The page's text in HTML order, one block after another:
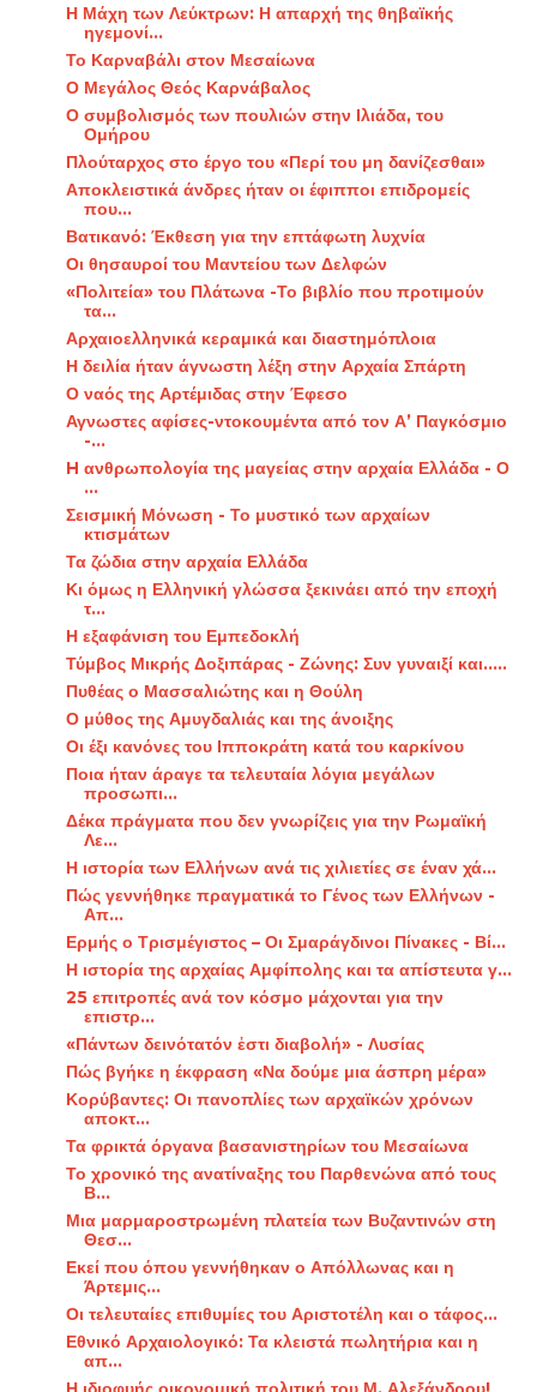
Η Μάχη των Λεύκτρων: Η απαρχή της θηβαϊκής
ηγεμονί...
Το Καρναβάλι στον Μεσαίωνα
Ο Μεγάλος Θεός Καρνάβαλος
Ο συμβολισμός των πουλιών στην Ιλιάδα, του
Ομήρου
Πλούταρχος στο έργο του «Περί του μη δανίζεσθαι»
Αποκλειστικά άνδρες ήταν οι έφιπποι επιδρομείς
που...
Βατικανό: Έκθεση για την επτάφωτη λυχνία
Οι θησαυροί του Μαντείου των Δελφών
«Πολιτεία» του Πλάτωνα -Το βιβλίο που προτιμούν
τα...
Αρχαιοελληνικά κεραμικά και διαστημόπλοια
Η δειλία ήταν άγνωστη λέξη στην Αρχαία Σπάρτη
Ο ναός της Αρτέμιδας στην Έφεσο
Αγνωστες αφίσες-ντοκουμέντα από τον Α’ Παγκόσμιο
-...
H ανθρωπολογία της μαγείας στην αρχαία Ελλάδα - Ο
...
Σεισμική Μόνωση - Το μυστικό των αρχαίων
κτισμάτων
Τα ζώδια στην αρχαία Ελλάδα
Κι όμως η Ελληνική γλώσσα ξεκινάει από την εποχή
τ...
Η εξαφάνιση του Εμπεδοκλή
Τύμβος Μικρής Δοξιπάρας - Ζώνης: Συν γυναιξί και.....
Πυθέας ο Μασσαλιώτης και η Θούλη
Ο μύθος της Αμυγδαλιάς και της άνοιξης
Οι έξι κανόνες του Ιπποκράτη κατά του καρκίνου
Ποια ήταν άραγε τα τελευταία λόγια μεγάλων
προσωπι...
Δέκα πράγματα που δεν γνωρίζεις για την Ρωμαϊκή
Λε...
Η ιστορία των Ελλήνων ανά τις χιλιετίες σε έναν χά...
Πώς γεννήθηκε πραγματικά το Γένος των Ελλήνων -
Απ...
Ερμής ο Τρισμέγιστος – Οι Σμαράγδινοι Πίνακες - Βί...
Η ιστορία της αρχαίας Αμφίπολης και τα απίστευτα γ...
25 επιτροπές ανά τον κόσμο μάχονται για την
επιστρ...
«Πάντων δεινότατόν ἐστι διαβολή» - Λυσίας
Πώς βγήκε η έκφραση «Να δούμε μια άσπρη μέρα»
Κορύβαντες: Οι πανοπλίες των αρχαϊκών χρόνων
αποκτ...
Τα φρικτά όργανα βασανιστηρίων του Μεσαίωνα
Το χρονικό της ανατίναξης του Παρθενώνα από τους
Β...
Μια μαρμαροστρωμένη πλατεία των Βυζαντινών στη
Θεσ...
Εκεί που όπου γεννήθηκαν ο Απόλλωνας και η
Άρτεμις...
Οι τελευταίες επιθυμίες του Αριστοτέλη και ο τάφος...
Εθνικό Αρχαιολογικό: Τα κλειστά πωλητήρια και η
απ...